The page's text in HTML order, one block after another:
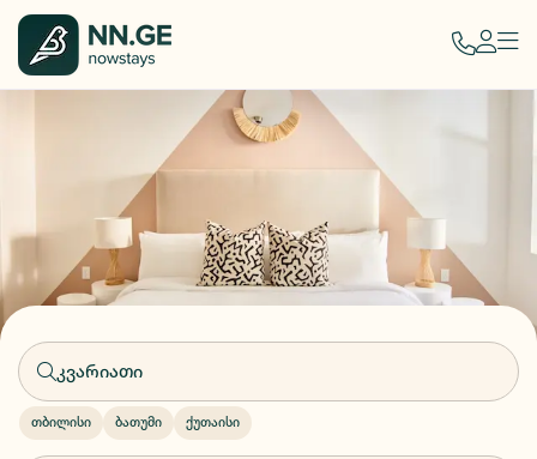
თბილისი ბათუმი ქუთაისი